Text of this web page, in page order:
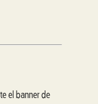
el banner de